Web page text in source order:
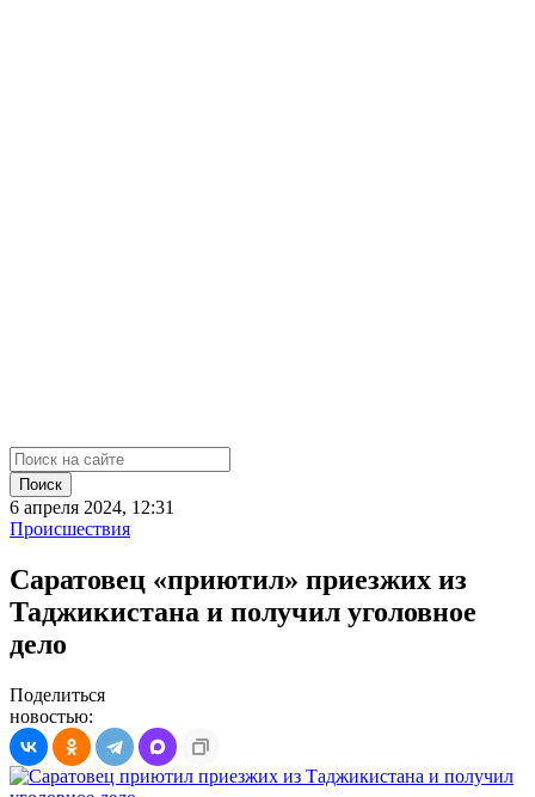
Поиск
6 апреля 2024, 12:31
Происшествия
Саратовец «приютил» приезжих из
Таджикистана и получил уголовное
дело
Поделиться
новостью: